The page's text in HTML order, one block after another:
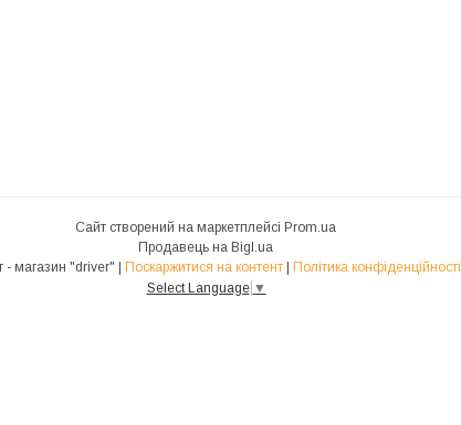
Сайт створений на маркетплейсі Prom.ua
Продавець на Bigl.ua
Інтернет - магазин "driver" | Поскаржитися на контент | Політика конфіденційності
Select Language ▼